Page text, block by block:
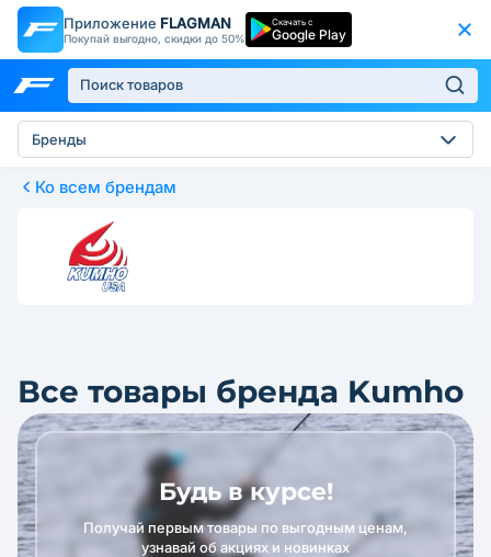
Приложение FLAGMAN
Покупай выгодно, скидки до 50%
Скачать с
Google Play
Бренды
Ко всем брендам
Все товары бренда Kumho
Будь в курсе!
Получай первым товары по выгодным ценам,
узнавай об акциях и новинках